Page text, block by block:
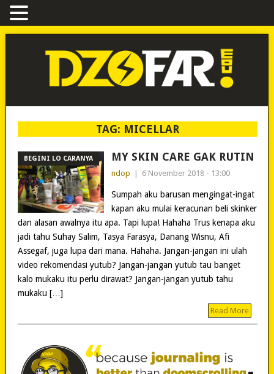
TAG: MICELLAR
BEGINI LO CARANYA MY SKIN CARE GAK RUTIN
ndop 6 November 2018 - 13:00
Sumpah aku barusan mengingat-ingat
kapan aku mulai keracunan beli skinker
dan alasan awalnya itu apa. Tapi lupa! Hahaha Trus kenapa aku
jadi tahu Suhay Salim, Tasya Farasya, Danang Wisnu, Afi
Assegaf, juga lupa dari mana. Hahaha. Jangan-jangan ini ulah
video rekomendasi yutub? Jangan-jangan yutub tau banget
kalo mukaku itu perlu dirawat? Jangan-jangan yutub tahu
mukaku […]
Read More